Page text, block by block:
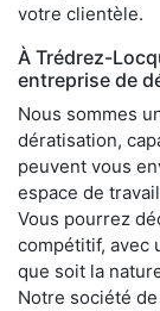
votre clientèle.
À Trédrez-
entreprise de
Nous sommes
dératisation,
peuvent vous
espace de
Vous pourrez
compétitif, avec
que soit la
Notre société